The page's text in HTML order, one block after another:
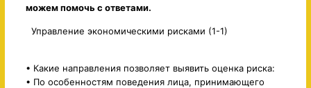
можем помочь с ответами.
Управление экономическими рисками (1-1)
• Какие направления позволяет выявить оценка риска:
• По особенностям поведения лица, принимающего